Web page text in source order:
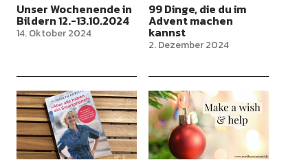
Unser Wochenende in
Bildern 12.-13.10.2024
14. Oktober 2024
99 Dinge, die du im
Advent machen
kannst
2. Dezember 2024